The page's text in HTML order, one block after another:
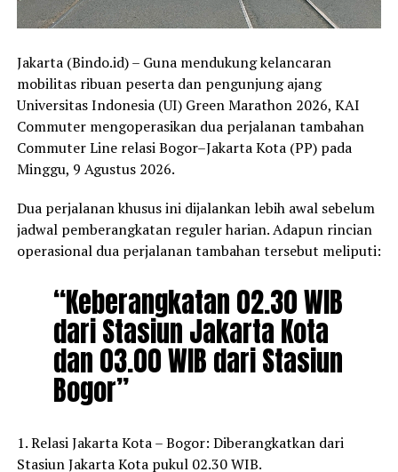
Jakarta (Bindo.id) – Guna mendukung kelancaran
mobilitas ribuan peserta dan pengunjung ajang
Universitas Indonesia (UI) Green Marathon 2026, KAI
Commuter mengoperasikan dua perjalanan tambahan
Commuter Line relasi Bogor–Jakarta Kota (PP) pada
Minggu, 9 Agustus 2026.
Dua perjalanan khusus ini dijalankan lebih awal sebelum
jadwal pemberangkatan reguler harian. Adapun rincian
operasional dua perjalanan tambahan tersebut meliputi:
“Keberangkatan 02.30 WIB
dari Stasiun Jakarta Kota
dan 03.00 WIB dari Stasiun
Bogor”
1. Relasi Jakarta Kota – Bogor: Diberangkatkan dari
Stasiun Jakarta Kota pukul 02.30 WIB.